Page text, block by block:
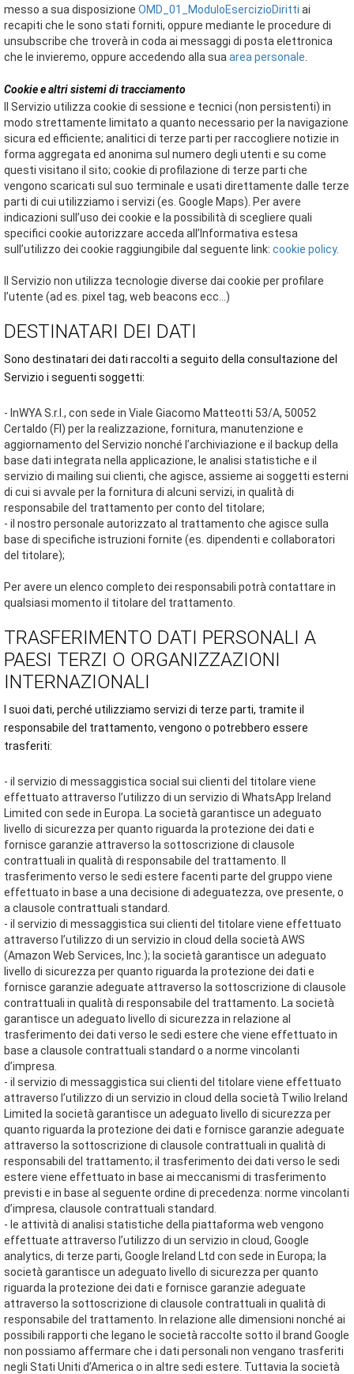
messo a sua disposizione OMD_01_ModuloEsercizioDiritti ai
recapiti che le sono stati forniti, oppure mediante le procedure di
unsubscribe che troverà in coda ai messaggi di posta elettronica
che le invieremo, oppure accedendo alla sua area personale
Cookie e altri sistemi di tracciamento
Il Servizio utilizza cookie di sessione e tecnici (non persistenti) in
modo strettamente limitato a quanto necessario per la navigazione
sicura ed efficiente; analitici di terze parti per raccogliere notizie in
forma aggregata ed anonima sul numero degli utenti e su come
questi visitano il sito; cookie di profilazione di terze parti che
vengono scaricati sul suo terminale e usati direttamente dalle terze
parti di cui utilizziamo i servizi (es. Google Maps). Per avere
indicazioni sull’uso dei cookie e la possibilità di scegliere quali
specifici cookie autorizzare acceda all’Informativa estesa
sull’utilizzo dei cookie raggiungibile dal seguente link: cookie policy.
Il Servizio non utilizza tecnologie diverse dai cookie per profilare
l’utente (ad es. pixel tag, web beacons ecc…)
DESTINATARI DEI DATI
Sono destinatari dei dati raccolti a seguito della consultazione del
Servizio i seguenti soggetti:
- InWYA S.r.l., con sede in Viale Giacomo Matteotti 53/A, 50052
Certaldo (FI) per la realizzazione, fornitura, manutenzione e
aggiornamento del Servizio nonché l’archiviazione e il backup della
base dati integrata nella applicazione, le analisi statistiche e il
servizio di mailing sui clienti, che agisce, assieme ai soggetti esterni
di cui si avvale per la fornitura di alcuni servizi, in qualità di
responsabile del trattamento per conto del titolare;
- il nostro personale autorizzato al trattamento che agisce sulla
base di specifiche istruzioni fornite (es. dipendenti e collaboratori
del titolare);
Per avere un elenco completo dei responsabili potrà contattare in
qualsiasi momento il titolare del trattamento.
TRASFERIMENTO DATI PERSONALI A
PAESI TERZI O ORGANIZZAZIONI
INTERNAZIONALI
I suoi dati, perché utilizziamo servizi di terze parti, tramite il
responsabile del trattamento, vengono o potrebbero essere
trasferiti:
- il servizio di messaggistica social sui clienti del titolare viene
effettuato attraverso l’utilizzo di un servizio di WhatsApp Ireland
Limited con sede in Europa. La società garantisce un adeguato
livello di sicurezza per quanto riguarda la protezione dei dati e
fornisce garanzie attraverso la sottoscrizione di clausole
contrattuali in qualità di responsabile del trattamento. Il
trasferimento verso le sedi estere facenti parte del gruppo viene
effettuato in base a una decisione di adeguatezza, ove presente, o
a clausole contrattuali standard.
- il servizio di messaggistica sui clienti del titolare viene effettuato
attraverso l’utilizzo di un servizio in cloud della società AWS
(Amazon Web Services, Inc.); la società garantisce un adeguato
livello di sicurezza per quanto riguarda la protezione dei dati e
fornisce garanzie adeguate attraverso la sottoscrizione di clausole
contrattuali in qualità di responsabile del trattamento. La società
garantisce un adeguato livello di sicurezza in relazione al
trasferimento dei dati verso le sedi estere che viene effettuato in
base a clausole contrattuali standard o a norme vincolanti
d’impresa.
- il servizio di messaggistica sui clienti del titolare viene effettuato
attraverso l’utilizzo di un servizio in cloud della società Twilio Ireland
Limited la società garantisce un adeguato livello di sicurezza per
quanto riguarda la protezione dei dati e fornisce garanzie adeguate
attraverso la sottoscrizione di clausole contrattuali in qualità di
responsabili del trattamento; il trasferimento dei dati verso le sedi
estere viene effettuato in base ai meccanismi di trasferimento
previsti e in base al seguente ordine di precedenza: norme vincolanti
d’impresa, clausole contrattuali standard.
- le attività di analisi statistiche della piattaforma web vengono
effettuate attraverso l’utilizzo di un servizio in cloud, Google
analytics, di terze parti, Google Ireland Ltd con sede in Europa; la
società garantisce un adeguato livello di sicurezza per quanto
riguarda la protezione dei dati e fornisce garanzie adeguate
attraverso la sottoscrizione di clausole contrattuali in qualità di
responsabile del trattamento. In relazione alle dimensioni nonché ai
possibili rapporti che legano le società raccolte sotto il brand Google
non possiamo affermare che i dati personali non vengano trasferiti
negli Stati Uniti d’America o in altre sedi estere. Tuttavia la società